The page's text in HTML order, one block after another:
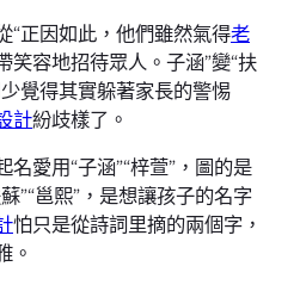
“正因如此，他們雖然氣得老
笑容地招待眾人。子涵”變“扶
覺得其實躲著家長的警惕
計紛歧樣了。
名愛用“子涵”“梓萱”，圖的是
”“邕熙”，是想讓孩子的名字
怕只是從詩詞里摘的兩個字，
。